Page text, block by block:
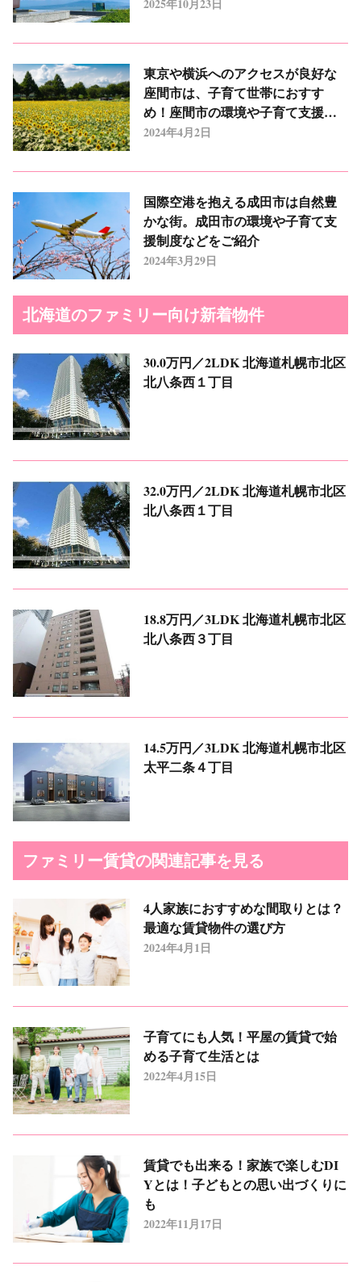
2025年10月23日
東京や横浜へのアクセスが良好な
座間市は、子育て世帯におすす
め！座間市の環境や子育て支援制
度などをご紹介
2024年4月2日
国際空港を抱える成田市は自然豊
かな街。成田市の環境や子育て支
援制度などをご紹介
2024年3月29日
北海道のファミリー向け新着物件
30.0万円／2LDK北海道札幌市北区
北八条西１丁目
32.0万円／2LDK北海道札幌市北区
北八条西１丁目
18.8万円／3LDK北海道札幌市北区
北八条西３丁目
14.5万円／3LDK北海道札幌市北区
太平二条４丁目
ファミリー賃貸の関連記事を見る
4人家族におすすめな間取りとは？
最適な賃貸物件の選び方
2024年4月1日
子育てにも人気！平屋の賃貸で始
める子育て生活とは
2022年4月15日
賃貸でも出来る！家族で楽しむDI
Yとは！子どもとの思い出づくりに
も
2022年11月17日